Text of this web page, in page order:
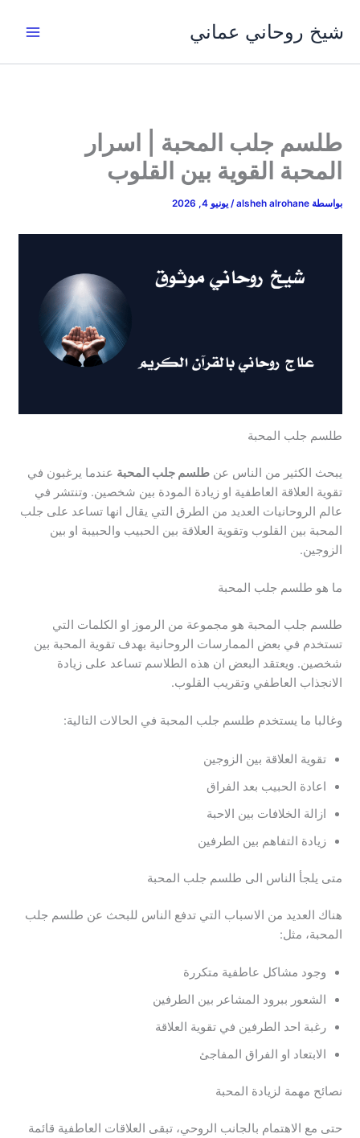
المحتوى
شيخ روحاني عماني
طلسم جلب المحبة | اسرار
المحبة القوية بين القلوب
بواسطة alsheh alrohane
/يونيو 4, 2026
طلسم جلب المحبة
يبحث الكثير من الناس عنطلسم جلب المحبة عندما يرغبون في
تقوية العلاقة العاطفية او زيادة المودة بين شخصين. وتنتشر في
عالم الروحانيات العديد من الطرق التي يقال انها تساعد على جلب
المحبة بين القلوب وتقوية العلاقة بين الحبيب والحبيبة او بين
الزوجين.
ما هو طلسم جلب المحبة
طلسم جلب المحبة هو مجموعة من الرموز او الكلمات التي
تستخدم في بعض الممارسات الروحانية بهدف تقوية المحبة بين
شخصين. ويعتقد البعض ان هذه الطلاسم تساعد على زيادة
الانجذاب العاطفي وتقريب القلوب.
وغالبا ما يستخدم طلسم جلب المحبة في الحالات التالية:
تقوية العلاقة بين الزوجين
اعادة الحبيب بعد الفراق
ازالة الخلافات بين الاحبة
زيادة التفاهم بين الطرفين
متى يلجأ الناس الى طلسم جلب المحبة
هناك العديد من الاسباب التي تدفع الناس للبحث عن طلسم جلب
المحبة، مثل:
وجود مشاكل عاطفية متكررة
الشعور ببرود المشاعر بين الطرفين
رغبة احد الطرفين في تقوية العلاقة
الابتعاد او الفراق المفاجئ
نصائح مهمة لزيادة المحبة
حتى مع الاهتمام بالجانب الروحي، تبقى العلاقات العاطفية قائمة